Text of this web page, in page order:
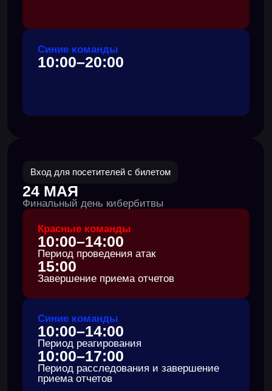
5000+
экспертов по ИБ со всего мира уже
500+
благодаря участию их сотрудников в битве
Четыре дня
расследований
на реалистичных
копиях ИТ-систем